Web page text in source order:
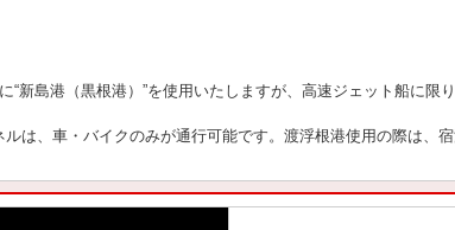
“新島港（黒根港）”を使用いたしますが、高速ジェット船に限
は、車・バイクのみが通行可能です。渡浮根港使用の際は、